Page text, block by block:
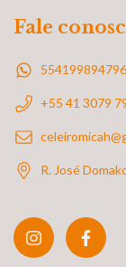
Fale
+55 41 3079
R. José